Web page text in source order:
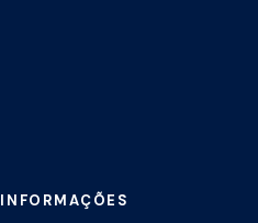
INFORMAÇÕES